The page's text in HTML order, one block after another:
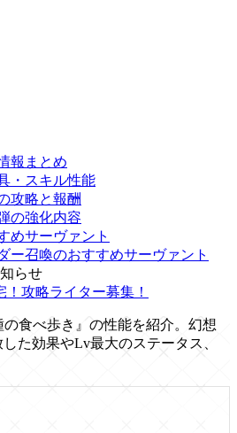
報まとめ
・スキル性能
攻略と報酬
の強化内容
めサーヴァント
ー召喚のおすすめサーヴァント
らせ
攻略ライター募集！
食べ歩き』の性能を紹介。幻想
た効果やLv最大のステータス、